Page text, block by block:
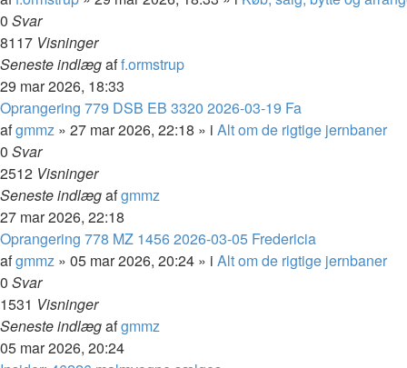
0 Svar
8117 Visninger
Seneste indlægaff.ormstrup
29 mar 2026, 18:33
Oprangering 779 DSB EB 3320 2026-03-19 Fa
afgmmz » 27 mar 2026, 22:18 » i Alt om de rigtige jernbaner
0 Svar
2512 Visninger
Seneste indlægafgmmz
27 mar 2026, 22:18
Oprangering 778 MZ 1456 2026-03-05 Fredericia
afgmmz » 05 mar 2026, 20:24 » i Alt om de rigtige jernbaner
0 Svar
1531 Visninger
Seneste indlægafgmmz
05 mar 2026, 20:24